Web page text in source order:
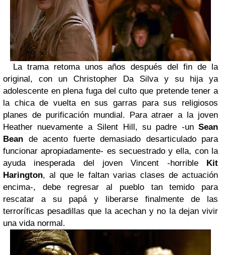
La trama retoma unos años después del fin de la
original, con un Christopher Da Silva y su hija ya
adolescente en plena fuga del culto que pretende tener a
la chica de vuelta en sus garras para sus religiosos
planes de purificación mundial. Para atraer a la joven
Heather nuevamente a Silent Hill, su padre -un Sean
Bean de acento fuerte demasiado desarticulado para
funcionar apropiadamente- es secuestrado y ella, con la
ayuda inesperada del joven Vincent -horrible Kit
Harington, al que le faltan varias clases de actuación
encima-, debe regresar al pueblo tan temido para
rescatar a su papá y liberarse finalmente de las
terroríficas pesadillas que la acechan y no la dejan vivir
una vida normal.